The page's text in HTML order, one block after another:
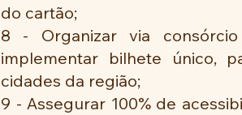
do cartão;
8 - Organizar via
implementar bilhete único,
cidades da região;
9 - Assegurar 100% de